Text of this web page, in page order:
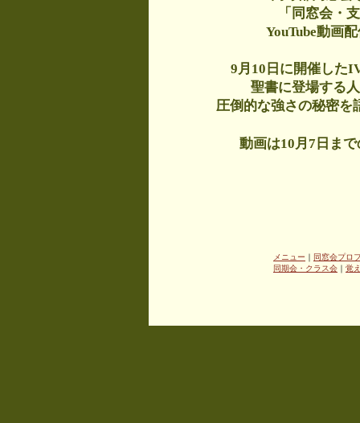
「同窓会・
YouTube動画
9月10日に開催した
聖書に登場する
圧倒的な強さの秘密を
動画は10月7日ま
メニュー ｜ 同窓会プロ
同期会・クラス会 ｜ 覚